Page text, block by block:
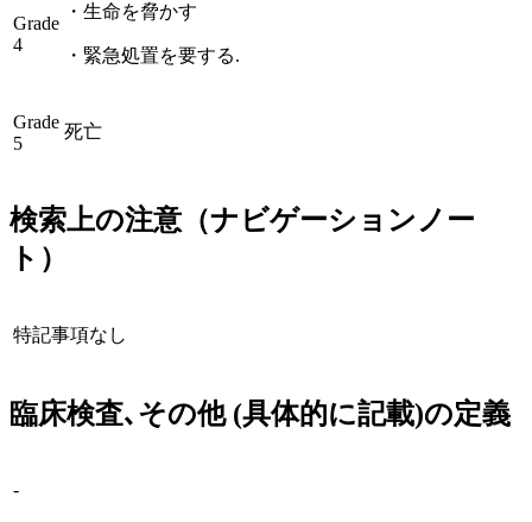
Grade
4
・ 生命を脅かす
・ 緊急処置を要する.
Grade
5
死亡
検索上の注意（ナビゲーションノー
ト）
特記事項なし
臨床検査､その他 (具体的に記載)の定義
-